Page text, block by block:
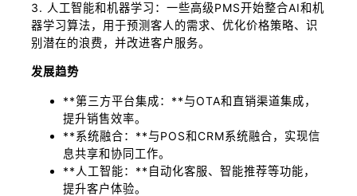
3. 人工智能和机器学习：一些高级PMS开始整合AI和机
器学习算法，用于预测客人的需求、优化价格策略、识
别潜在的浪费，并改进客户服务。
发展趋势
**第三方平台集成：**与OTA和直销渠道集成，
提升销售效率。
**系统融合：**与POS和CRM系统融合，实现信
息共享和协同工作。
**人工智能：**自动化客服、智能推荐等功能，
提升客户体验。